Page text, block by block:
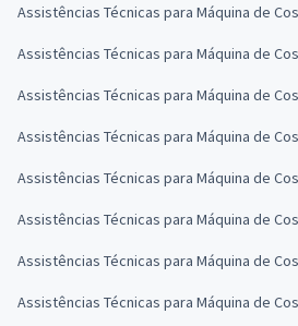
Assistências Técnicas para Máquina de
Assistências Técnicas para Máquina de
Assistências Técnicas para Máquina de
Assistências Técnicas para Máquina de
Assistências Técnicas para Máquina de
Assistências Técnicas para Máquina de
Assistências Técnicas para Máquina de
Assistências Técnicas para Máquina de